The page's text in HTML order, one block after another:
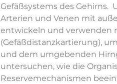
Gefäßsystems des Gehirns.
Arterien und Venen mit
entwickeln und verwenden
(Gefäßdistanzkartierung),
und dem umgebenden
untersuchen, wie die
Reservemechanismen